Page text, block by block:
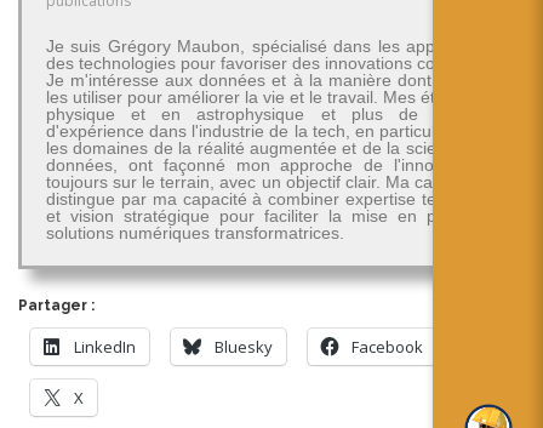
Je suis Grégory Maubon, spécialisé dans les applications
des technologies pour favoriser des innovations concrètes.
Je m'intéresse aux données et à la manière dont on peut
les utiliser pour améliorer la vie et le travail. Mes études en
physique et en astrophysique et plus de 30 ans
d'expérience dans l'industrie de la tech, en particulier dans
les domaines de la réalité augmentée et de la science des
données, ont façonné mon approche de l'innovation -
toujours sur le terrain, avec un objectif clair. Ma carrière se
distingue par ma capacité à combiner expertise technique
et vision stratégique pour faciliter la mise en place de
solutions numériques transformatrices.
Partager :
LinkedIn Bluesky Facebook
X